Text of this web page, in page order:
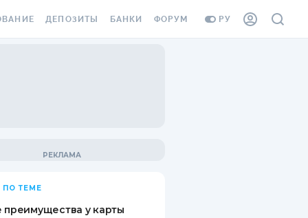
РУ
ВИНЬЕТКА
ДЕПОЗИТЫ
ВОПРОСЫ И ОТВЕТЫ
БАНКИ ФОРУМ
ПО ТЕМЕ
преимущества у карты